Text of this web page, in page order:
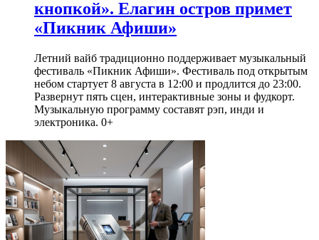
кнопкой». Елагин остров примет
«Пикник Афиши»
Летний вайб традиционно поддерживает музыкальный
фестиваль «Пикник Афиши». Фестиваль под открытым
небом стартует 8 августа в 12:00 и продлится до 23:00.
Развернут пять сцен, интерактивные зоны и фудкорт.
Музыкальную программу составят рэп, инди и
электроника. 0+